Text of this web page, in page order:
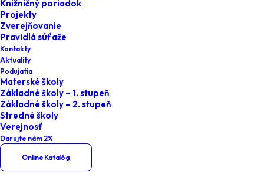
Knižničný poriadok
Projekty
Zverejňovanie
Pravidlá súťaže
Kontakty
Aktuality
Podujatia
Materské školy
Základné školy – 1. stupeň
Základné školy – 2. stupeň
Stredné školy
Verejnosť
Darujte nám 2%
Online Katalóg
Rekonštrukcia na
Home
medzi_regalmi
Rekonštrukcia na Vlčincoch